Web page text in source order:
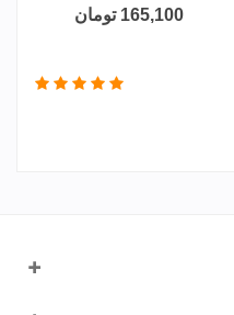
165,100 تومان